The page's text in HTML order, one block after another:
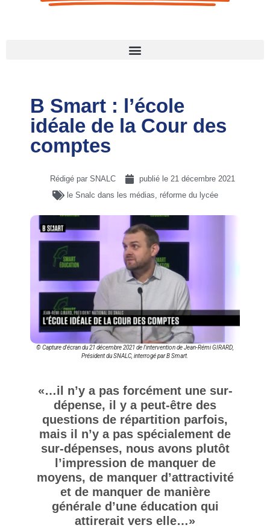
B Smart : l’école
idéale de la Cour des
comptes
Rédigé par SNALC publié le 21 décembre 2021
le Snalc dans les médias, réforme du lycée
© Capture d'écran du 21 décembre 2021 de l'intervention de Jean-Rémi GIRARD,
Président du SNALC, interrogé par B Smart.
«…il n’y a pas forcément une sur-
dépense, il y a peut-être des
questions de répartition parfois,
mais il n’y a pas spécialement de
sur-dépenses, nous avons plutôt
l’impression de manquer de
moyens, de manquer d’attractivité
et de manquer de manière
générale d’une éducation qui
attirerait vers elle…»